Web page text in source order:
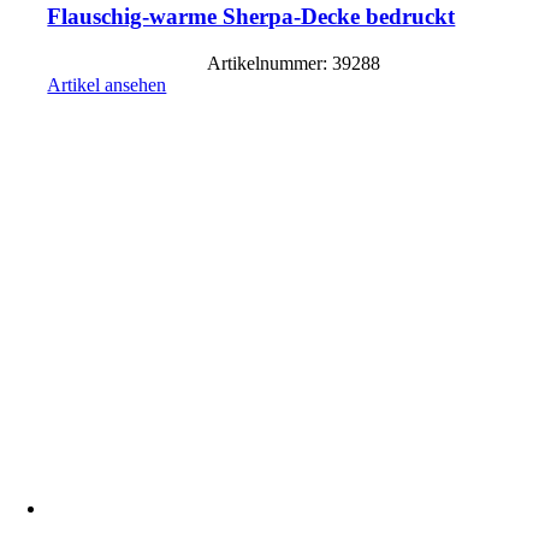
Flauschig-warme Sherpa-Decke bedruckt
Artikelnummer: 39288
Artikel ansehen